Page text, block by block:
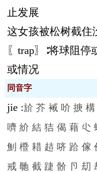
止发展
这女孩被松树截住
〖trap〗∶将球阻
或情况
同音字
jie :斺 芥 裓 吤 掶 構
嚌 紒 結 狤 偈 藉 尐
魝 櫭 耤 趌 哜 跲 傢
戒 毑 截 踕 骱 卪 刧